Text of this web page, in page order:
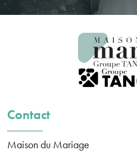
Contact
Maison du Mariage